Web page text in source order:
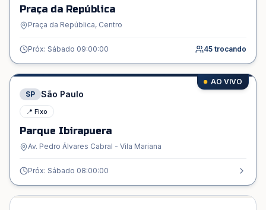
Praça da República
Praça da República, Centro
Próx: Sábado 09:00:00 45 trocando
AO VIVO
SP
São Paulo
📍 Fixo
Parque Ibirapuera
Av. Pedro Álvares Cabral - Vila Mariana
Próx: Sábado 08:00:00